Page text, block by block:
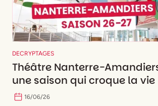
DECRYPTAGES
Théâtre Nanterre-
une saison qui croque la vie
16/06/26